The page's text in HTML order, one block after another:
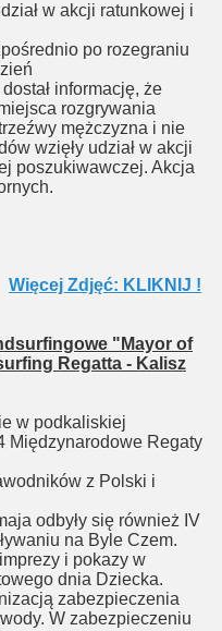
w akcji ratunkowej i
po rozegraniu
informację, że
rozgrywania
mężczyzna i nie
wzięły udział w akcji
poszukiwawczej. Akcja
Więcej Zdjęć: KLIKNIJ !
"Mayor of
Regatta - Kalisz
w podkaliskiej
Międzynarodowe Regaty
z Polski i
odbyły się również IV
na Byle Czem.
i pokazy w
dnia Dziecka.
zabezpieczenia
W zabezpieczeniu